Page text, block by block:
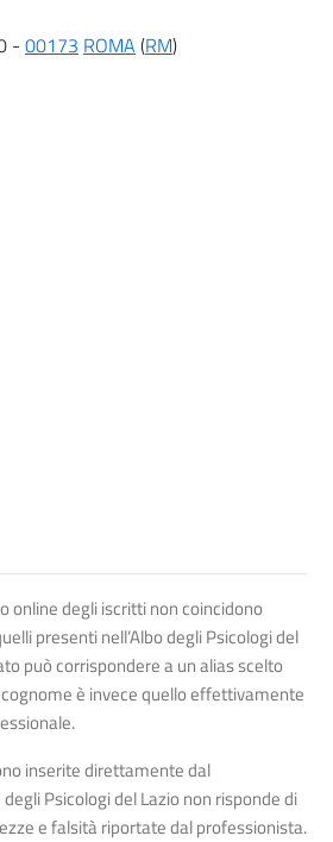
- 00173 ROMA (RM)
online degli iscritti non coincidono
presenti nell’Albo degli Psicologi del
può corrispondere a un alias scelto
è invece quello effettivamente
inserite direttamente dal
Psicologi del Lazio non risponde di
e falsità riportate dal professionista.